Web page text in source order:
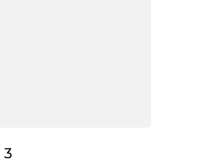
3